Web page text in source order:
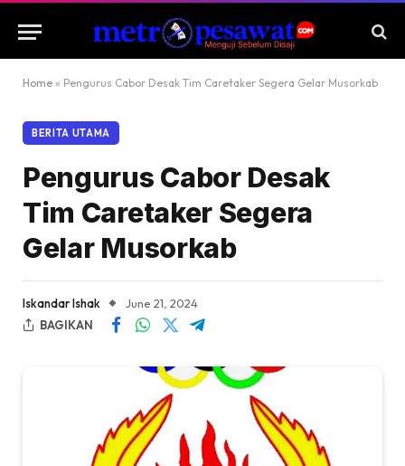
Home » Pengurus Cabor Desak Tim Caretaker Segera Gelar Musorkab
BERITA UTAMA
Pengurus Cabor Desak
Tim Caretaker Segera
Gelar Musorkab
Iskandar Ishak
June 21, 2024
BAGIKAN